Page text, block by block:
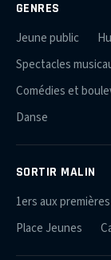
GENRES
Jeune public
Spectacles
Comédies et
Danse
SORTIR MALIN
1ers aux premières
Place Jeunes